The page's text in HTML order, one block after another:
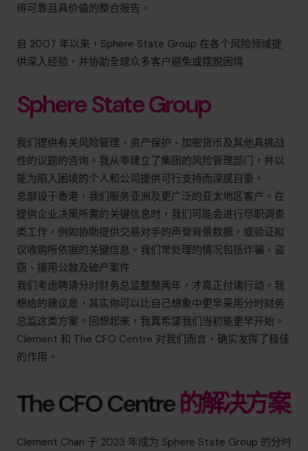
得可靠且具价值的整合报告。
自 2007 年以来，Sphere State Group 在各个风险领域提
供深入经验，并协助全球众多客户避免或摆脱困境
Sphere State Group
我们提供有关风险管理、资产保护、加密货币及其他具挑战
性的议题的咨询。我从零建立了集团的风险管理部门，并以
能为陷入困境的个人和公司提供可行支持而深感自豪。
总部设于香港，我们服务亚洲及更广泛的亚太地区客户。在
提供企业决策所需的关键信息时，我们可能会进行尽职调查
类工作，例如协助提供交易对手的声誉背景数据，或验证拟
议收购所依据的关键信息。我们常处理的情况包括诈骗、盗
窃、挪用公款及破产案件
我们考虑聘请分时财务总监整整两年，才真正付诸行动。我
想给的建议是，其实你可以比自己想象中更早采用分时财务
总监这类方案。回想起来，我真希望我们当初能更早开始。
Clement 和 The CFO Centre 对我们而言，确实发挥了极佳
的作用。
The CFO Centre的解决方案
Clement Chan 于 2023 年成为 Sphere State Group 的分时